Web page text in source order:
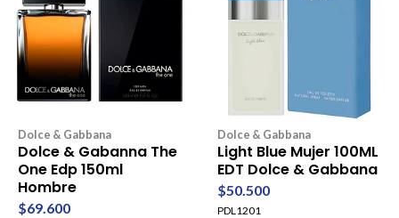
Dolce & Gabbana
Dolce & Gabanna The
One Edp 150ml
Hombre
$69.600
Dolce & Gabbana
Light Blue Mujer 100ML
EDT Dolce & Gabbana
$50.500
PDL1201